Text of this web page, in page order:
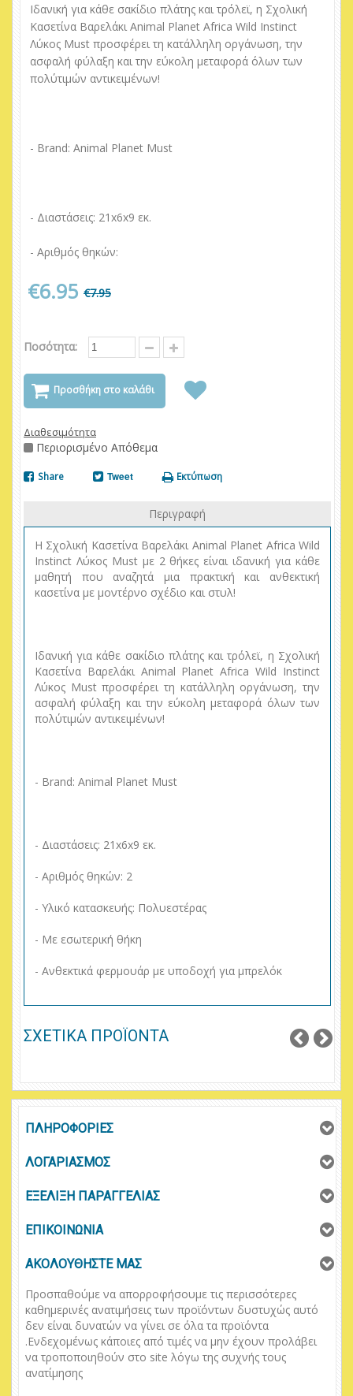
Ιδανική για κάθε σακίδιο πλάτης και τρόλεϊ, η Σχολική
Κασετίνα Βαρελάκι Animal Planet Africa Wild Instinct
Λύκος Must προσφέρει τη κατάλληλη οργάνωση, την
ασφαλή φύλαξη και την εύκολη μεταφορά όλων των
πολύτιμών αντικειμένων!
- Brand: Animal Planet Must
- Διαστάσεις: 21x6x9 εκ.
- Αριθμός θηκών:
€6.95 €7.95
Ποσότητα:
Προσθήκη στο καλάθι
Διαθεσιμότητα
Περιορισμένο Απόθεμα
Share Tweet Εκτύπωση
Περιγραφή
Η Σχολική Κασετίνα Βαρελάκι Animal Planet Africa Wild
Instinct Λύκος Must με 2 θήκες είναι ιδανική για κάθε
μαθητή που αναζητά μια πρακτική και ανθεκτική
κασετίνα με μοντέρνο σχέδιο και στυλ!
Ιδανική για κάθε σακίδιο πλάτης και τρόλεϊ, η Σχολική
Κασετίνα Βαρελάκι Animal Planet Africa Wild Instinct
Λύκος Must προσφέρει τη κατάλληλη οργάνωση, την
ασφαλή φύλαξη και την εύκολη μεταφορά όλων των
πολύτιμών αντικειμένων!
- Brand: Animal Planet Must
- Διαστάσεις: 21x6x9 εκ.
- Αριθμός θηκών: 2
- Υλικό κατασκευής: Πολυεστέρας
- Με εσωτερική θήκη
- Ανθεκτικά φερμουάρ με υποδοχή για μπρελόκ
ΣΧΕΤΙΚΑ ΠΡΟΪΟΝΤΑ
ΠΛΗΡΟΦΟΡΙΕΣ
ΛΟΓΑΡΙΑΣΜΟΣ
ΕΞΕΛΙΞΗ ΠΑΡΑΓΓΕΛΙΑΣ
ΕΠΙΚΟΙΝΩΝΙΑ
ΑΚΟΛΟΥΘΗΣΤΕ ΜΑΣ
Προσπαθούμε να απορροφήσουμε τις περισσότερες
καθημερινές ανατιμήσεις των προϊόντων δυστυχώς αυτό
δεν είναι δυνατών να γίνει σε όλα τα προϊόντα
.Ενδεχομένως κάποιες από τιμές να μην έχουν προλάβει
να τροποποιηθούν στο site λόγω της συχνής τους
ανατίμησης